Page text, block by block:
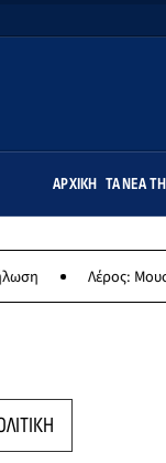
ΑΡΧΙΚΉ ΤΑ ΝΈΑ
Μουσική συναυλία